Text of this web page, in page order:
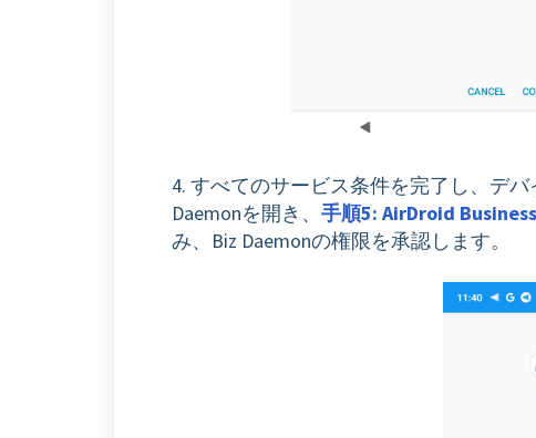
4. すべてのサービス条件を完了し、デ
Daemonを開き、 手順5: AirDroid
み、Biz Daemonの権限を承認します。